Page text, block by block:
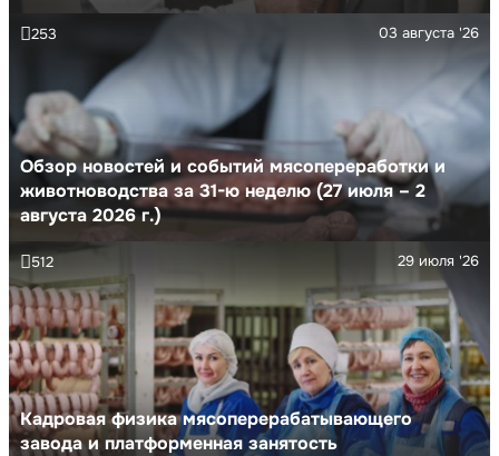
Обзор новостей и событий мясопереработки и
животноводства за 31-ю неделю (27 июля – 2
августа 2026 г.)
03 августа '26
253
Кадровая физика мясоперерабатывающего
завода и платформенная занятость
29 июля '26
512